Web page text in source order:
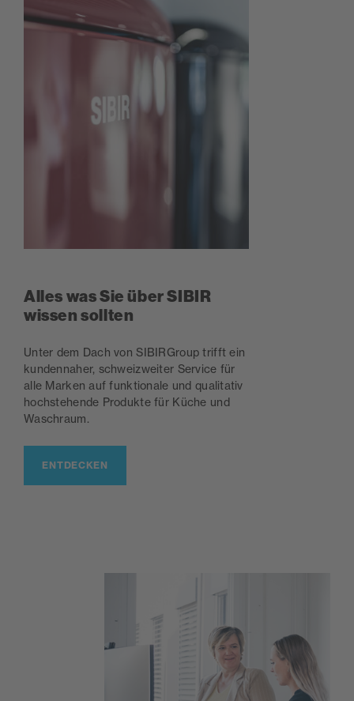
Alles was Sie über SIBIR
wissen sollten
Unter dem Dach von SIBIRGroup trifft ein
kundennaher, schweizweiter Service für
alle Marken auf funktionale und qualitativ
hochstehende Produkte für Küche und
Waschraum.
ENTDECKEN